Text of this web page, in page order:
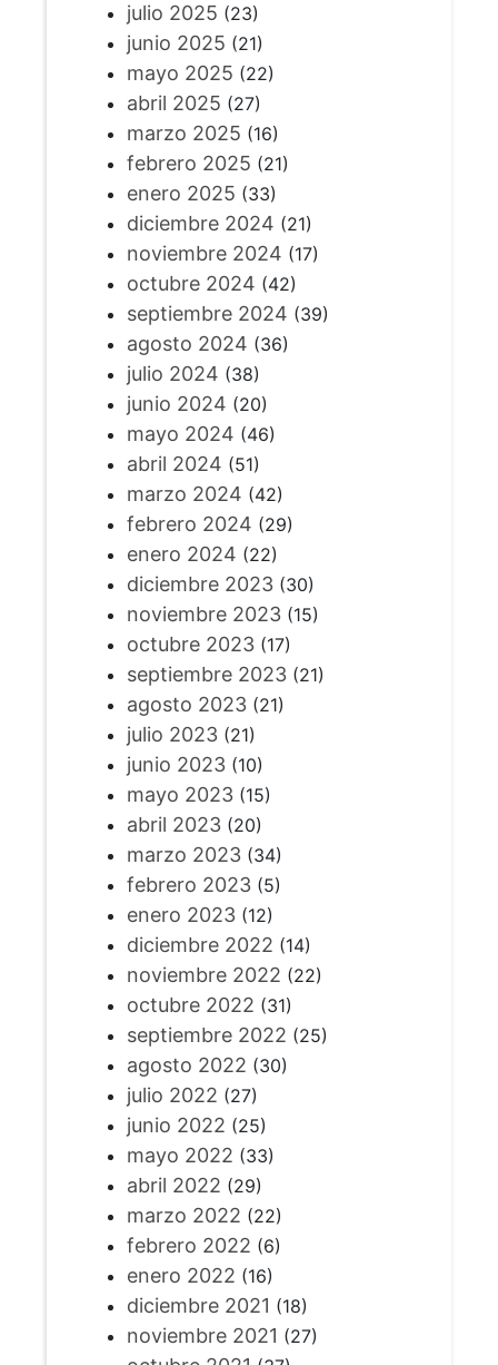
julio 2025 (23)
junio 2025 (21)
mayo 2025 (22)
abril 2025 (27)
marzo 2025 (16)
febrero 2025 (21)
enero 2025 (33)
diciembre 2024 (21)
noviembre 2024 (17)
octubre 2024 (42)
septiembre 2024 (39)
agosto 2024 (36)
julio 2024 (38)
junio 2024 (20)
mayo 2024 (46)
abril 2024 (51)
marzo 2024 (42)
febrero 2024 (29)
enero 2024 (22)
diciembre 2023(30)
noviembre 2023(15)
octubre 2023(17)
septiembre 2023(21)
agosto 2023(21)
julio 2023(21)
junio 2023(10)
mayo 2023(15)
abril 2023(20)
marzo 2023(34)
febrero 2023(5)
enero 2023(12)
diciembre 2022 (14)
noviembre 2022 (22)
octubre 2022 (31)
septiembre 2022 (25)
agosto 2022 (30)
julio 2022 (27)
junio 2022 (25)
mayo 2022 (33)
abril 2022 (29)
marzo 2022 (22)
febrero 2022 (6)
enero 2022 (16)
diciembre 2021 (18)
noviembre 2021 (27)